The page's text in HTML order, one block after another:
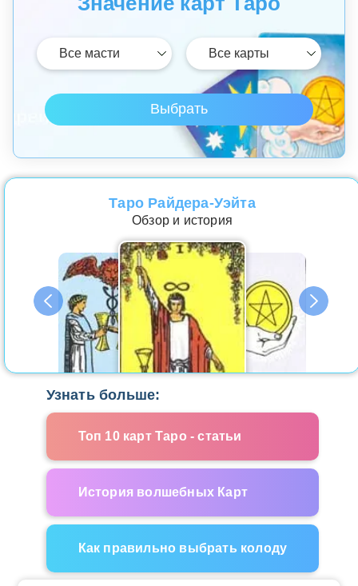
Таро Райдера-Уэйта
Обзор и история
Узнать больше:
Топ 10 карт Таро - статьи
История волшебных Карт
Как правильно выбрать колоду